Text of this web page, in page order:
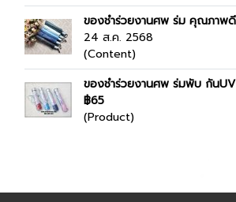
ของชำร่วยงานศพ ร่ม คุณภาพ
24 ส.ค. 2568
(Content)
ของชำร่วยงานศพ ร่มพับ กันUV
฿65
(Product)